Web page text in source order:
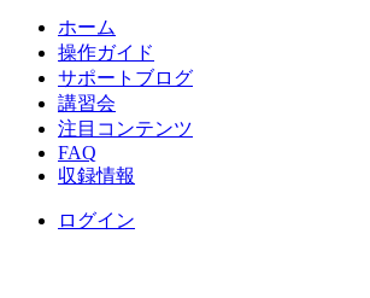
ホーム
操作ガイド
サポートブログ
講習会
注目コンテンツ
FAQ
収録情報
ログイン